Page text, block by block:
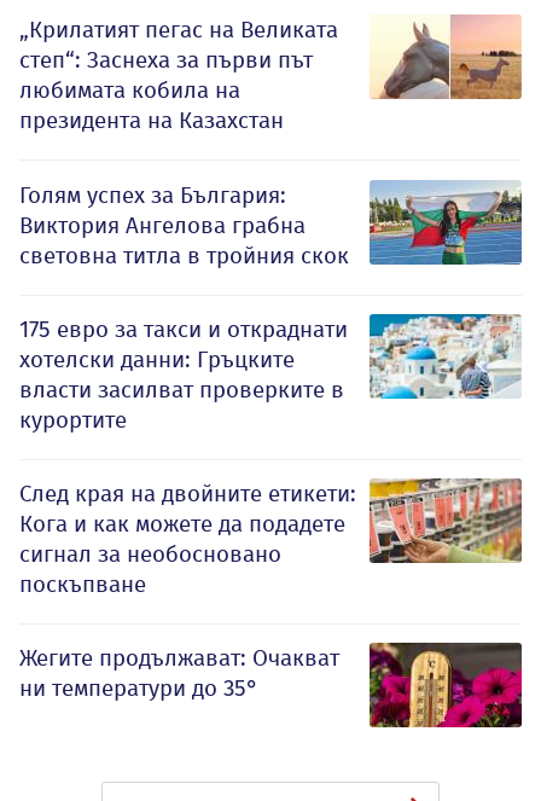
„Крилатият пегас на Великата
степ“: Заснеха за първи път
любимата кобила на
президента на Казахстан
Голям успех за България:
Виктория Ангелова грабна
световна титла в тройния скок
175 евро за такси и откраднати
хотелски данни: Гръцките
власти засилват проверките в
курортите
След края на двойните етикети:
Кога и как можете да подадете
сигнал за необосновано
поскъпване
Жегите продължават: Очакват
ни температури до 35°